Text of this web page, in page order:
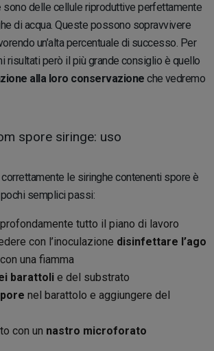
sono delle cellule riproduttive perfettamente
di acqua. Queste possono sopravvivere
un’alta percentuale di successo. Per
risultati però il più grande consiglio è quello
alla loro conservazione che vedremo
spore siringe: uso
le siringhe contenenti spore è
semplici passi:
profondamente tutto il piano di lavoro
con l’inoculazione disinfettare l’ago
con una fiamma
barattoli e del substrato
nel barattolo e aggiungere del
con un nastro microforato